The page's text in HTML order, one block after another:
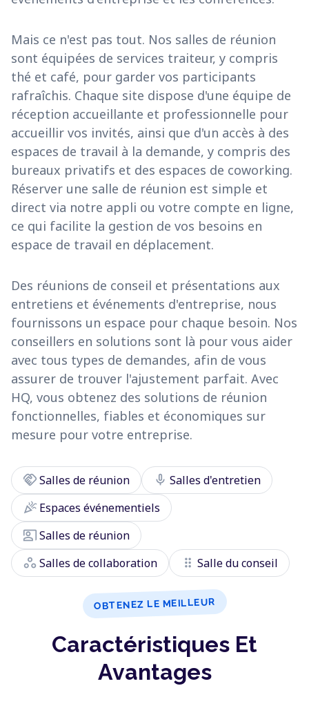
Mais ce n'est pas tout. Nos salles de réunion
sont équipées de services traiteur, y compris
thé et café, pour garder vos participants
rafraîchis. Chaque site dispose d'une équipe de
réception accueillante et professionnelle pour
accueillir vos invités, ainsi que d'un accès à des
espaces de travail à la demande, y compris des
bureaux privatifs et des espaces de coworking.
Réserver une salle de réunion est simple et
direct via notre appli ou votre compte en ligne,
ce qui facilite la gestion de vos besoins en
espace de travail en déplacement.
Des réunions de conseil et présentations aux
entretiens et événements d'entreprise, nous
fournissons un espace pour chaque besoin. Nos
conseillers en solutions sont là pour vous aider
avec tous types de demandes, afin de vous
assurer de trouver l'ajustement parfait. Avec
HQ, vous obtenez des solutions de réunion
fonctionnelles, fiables et économiques sur
mesure pour votre entreprise.
handshakeSalles de réunion mic Salles d'entretien
celebrationEspaces événementiels
co_presentSalles de réunion
workspaces Salles de collaboration drag_indicator Salle du conseil
OBTENEZ LE MEILLEUR
Caractéristiques Et
Avantages